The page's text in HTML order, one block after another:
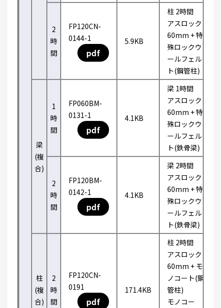
2
時
間
FP120CN-
0144-1
pdf
5.9KB
柱 2時間
アスロック
60mm + 特
殊ロックウ
ールフェル
ト(鋼管柱)
梁
(複
合)
1
時
間
FP060BM-
0131-1
pdf
4.1KB
梁 1時間
アスロック
60mm + 特
殊ロックウ
ールフェル
ト(鉄骨梁)
2
時
間
FP120BM-
0142-1
pdf
4.1KB
梁 2時間
アスロック
60mm + 特
殊ロックウ
ールフェル
ト(鉄骨梁)
柱
(複
合)
2
時
間
FP120CN-
0191
pdf
171.4KB
柱 2時間
アスロック
60mm + モ
ノコート(鋼
管柱)
モノコー